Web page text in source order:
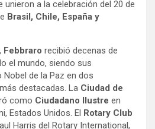
a la celebración del 20 de
Brasil, Chile, España y
Febbraro recibió decenas de
el mundo, siendo sus
de la Paz en dos
destacadas. La Ciudad de
como Ciudadano Ilustre en
Estados Unidos. El Rotary Club
Harris del Rotary International,